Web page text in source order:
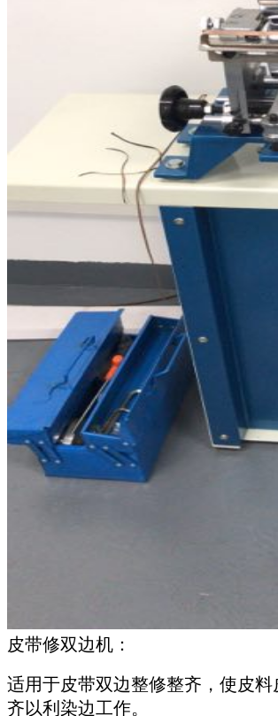
皮带修双边机：
适用于皮带双边整修整齐，使皮料
齐以利染边工作。